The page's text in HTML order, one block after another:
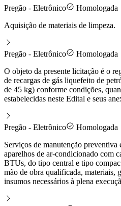
Pregão - Eletrônico
Homologada
Aquisição de materiais de limpeza.
Pregão - Eletrônico
Homologada
O objeto da presente licitação é o
de recargas de gás liquefeito de
de 45 kg) conforme condições,
estabelecidas neste Edital e seus
Pregão - Eletrônico
Homologada
Serviços de manutenção preventiva
aparelhos de ar-condicionado com
BTUs, do tipo central e tipo
mão de obra qualificada, materiais,
insumos necessários à plena